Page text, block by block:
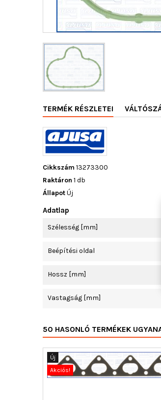
TERMÉK RÉSZLETEI
Cikkszám 13273300
Raktáron 1 db
ÁllapotÚj
Adatlap
Szélesség [mm]
Beépítési oldal
Hossz [mm]
Vastagság [mm]
50 HASONLÓ TERMÉKEK
Új
Akciós!